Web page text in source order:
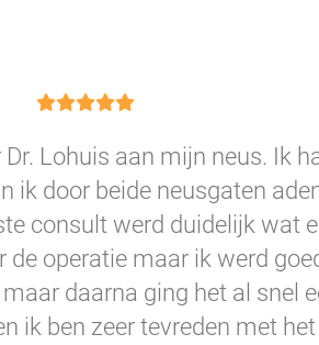
Lohuis aan mijn neus. Ik
ik door beide neusgaten
consult werd duidelijk wat
operatie maar ik werd
daarna ging het al snel
ik ben zeer tevreden met